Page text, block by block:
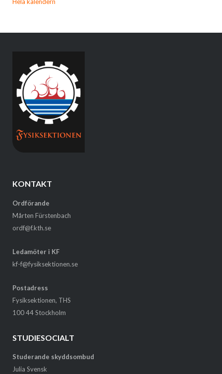
Hela kalendern
KONTAKT
Ordförande
Mårten Fürstenbach
ordf@f.kth.se
Ledamöter i KF
kf-f@fysiksektionen.se
Postadress
Fysiksektionen, THS
100 44 Stockholm
STUDIESOCIALT
Studerande skyddsombud
Julia Svensk